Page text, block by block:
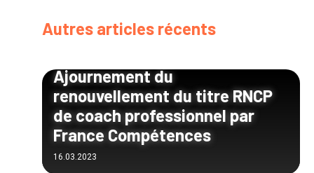
Autres articles récents
Ajournement du
renouvellement du titre RNCP
de coach professionnel par
France Compétences
16.03.2023